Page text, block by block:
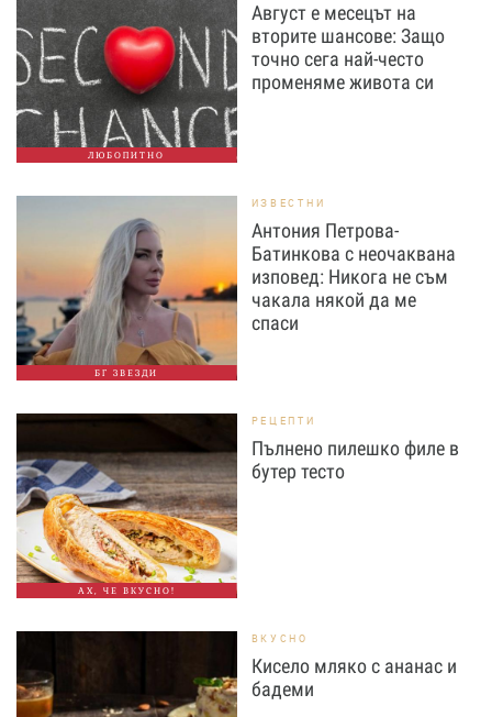
ЛЮБОПИТНО
Август е месецът на
вторите шансове: Защо
точно сега най-често
променяме живота си
БГ ЗВЕЗДИ
ИЗВЕСТНИ
Антония Петрова-
Батинкова с неочаквана
изповед: Никога не съм
чакала някой да ме
спаси
АХ, ЧЕ ВКУСНО!
РЕЦЕПТИ
Пълнено пилешко филе в
бутер тесто
ВКУСНО
Кисело мляко с ананас и
бадеми